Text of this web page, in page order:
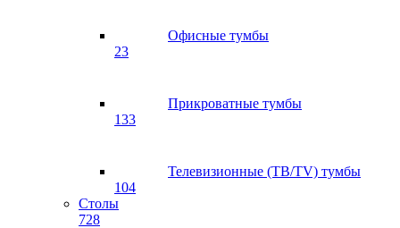
Офисные тумбы
23
Прикроватные тумбы
133
Телевизионные (ТВ/TV) тумбы
104
Столы
728